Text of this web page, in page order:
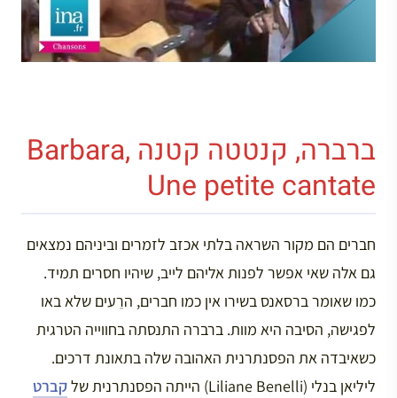
ברברה, קנטטה קטנה Barbara,
Une petite cantate
חברים הם מקור השראה בלתי אכזב לזמרים וביניהם נמצאים
גם אלה שאי אפשר לפנות אליהם לייב, שיהיו חסרים תמיד.
כמו שאומר ברסאנס בשירו אין כמו חברים, הרֵעים שלא באו
לפגישה, הסיבה היא מוות. ברברה התנסתה בחווייה הטרגית
כשאיבדה את הפסנתרנית האהובה שלה בתאונת דרכים.
ליליאן בנלי (Liliane Benelli) הייתה הפסנתרנית של
קברט